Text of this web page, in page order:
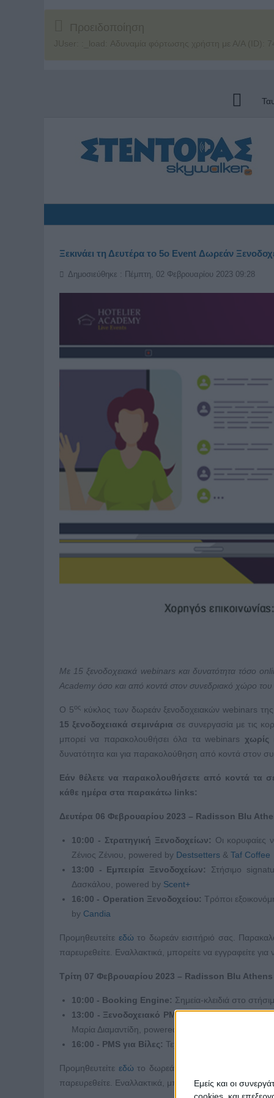
Εμείς και οι
cookies, και
Προειδοποίηση
JUser: :_load: Αδυναμία φόρτωσης χρήστη με Α/Α (ID):
Ξεκινάει τη Δευτέρα το 5o Event Δωρεάν
Δημοσιεύθηκε : Πέμπτη, 02 Φεβρουαρίου 2023 09:28
Με 15 ξενοδοχειακά webinars και δυνατότητα τόσο
Academy όσο και από κοντά στον συνεδριακό χώρο του
Ο 5οςκύκλος των δωρεάν ξενοδοχειακών webinars
15 ξενοδοχειακά σεμινάρια σε συνεργασία με τις
μπορεί να παρακολουθήσει όλα τα webinars χωρίς
δυνατότητα και για παρακολούθηση από κοντά στον
Εάν θέλετε να παρακολουθήσετε από κοντά τα
κάθε ημέρα στα παρακάτω links:
Δευτέρα 06 Φεβρουαρίου 2023 – Radisson Blu
10:00 - Στρατηγική Ξενοδοχείων: Οι κορυφαίες
Ζένιος Ζένιου, powered by Destsetters & Taf Coffee
13:00 - Εμπειρία Ξενοδοχείων: Στήσιμο
Δασκάλου, powered by Scent+
16:00 - Operation Ξενοδοχείου:Τρόποι
by Candia
Προμηθευτείτε εδώ το δωρεάν εισιτήριό σας.
παρευρεθείτε. Εναλλακτικά, μπορείτε να εγγραφείτε
Τρίτη 07 Φεβρουαρίου 2023 – Radisson Blu Athens
10:00 - Booking Engine: Σημεία-κλειδιά στο
13:00 - Ξενοδοχειακό PMS:Βασικές PMS
Μαρία Διαμαντίδη, powered by
16:00 - PMS για Βίλες: Τεχνολογίες οργάνωσης
Προμηθευτείτε εδώ το δωρεάν εισιτήριό σας.
παρευρεθείτε. Εναλλακτικά, μπορείτε να εγγραφείτε